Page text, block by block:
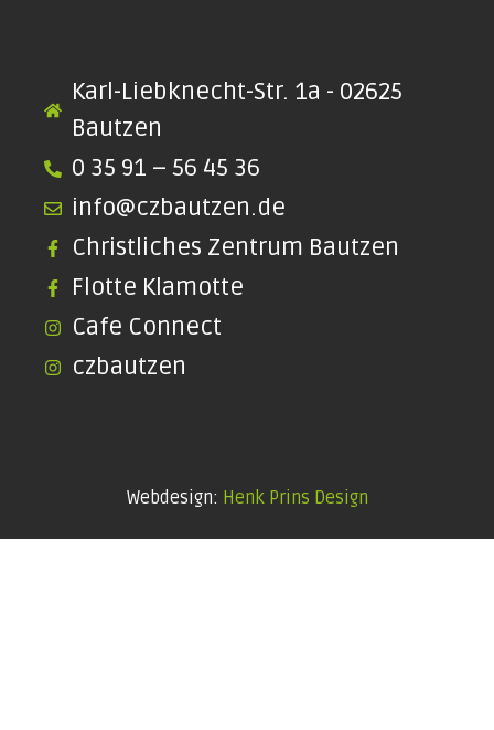
Karl-Liebknecht-Str. 1a - 02625
Bautzen
0 35 91 – 56 45 36
info@czbautzen.de
Christliches Zentrum Bautzen
Flotte Klamotte
Cafe Connect
czbautzen
Webdesign: Henk Prins Design